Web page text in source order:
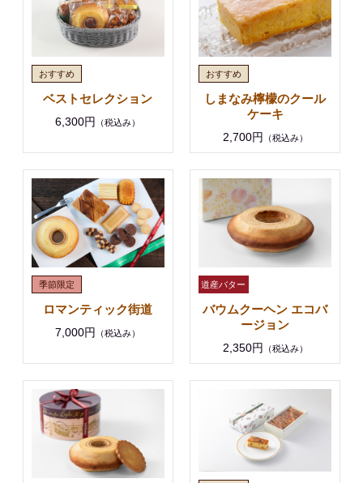
ベストセレクション
6,300円 （税込み）
しまなみ檸檬のクール
ケーキ
2,700円 （税込み）
ロマンティック街道
7,000円 （税込み）
バウムクーヘン エコバ
ージョン
2,350円 （税込み）